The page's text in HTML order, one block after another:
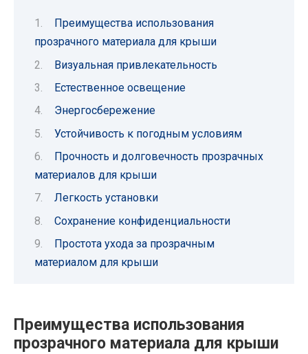
Преимущества использования
прозрачного материала для крыши
Визуальная привлекательность
Естественное освещение
Энергосбережение
Устойчивость к погодным условиям
Прочность и долговечность прозрачных
материалов для крыши
Легкость установки
Сохранение конфиденциальности
Простота ухода за прозрачным
материалом для крыши
Преимущества использования
прозрачного материала для крыши